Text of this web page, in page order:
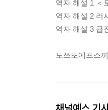
역자 해설 1 ＜
역자 해설 2 러
역자 해설 3 급
도쓰또예프스